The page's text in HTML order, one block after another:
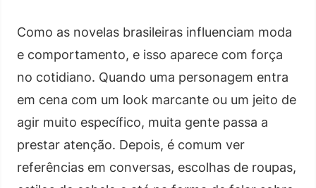
Como as novelas brasileiras influenciam moda
e comportamento, e isso aparece com força
no cotidiano. Quando uma personagem entra
em cena com um look marcante ou um jeito de
agir muito específico, muita gente passa a
prestar atenção. Depois, é comum ver
referências em conversas, escolhas de roupas,